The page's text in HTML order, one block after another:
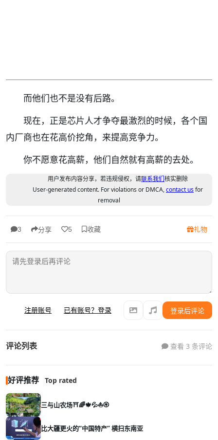
而他们也不是没有后路。
现在，正是芯片人才争夺最激烈的时候，各个国
内厂商也在花高价挖角，来提高竞争力。
你不愿意花高薪，他们自然就有高薪的去处。
用户发布内容分享，若违规侵权，请联系我们核实删除
User-generated content. For violations or DMCA,contact usfor
removal
3 分享 5 收藏 礼物
注册账号 已有账号？登录 登录后评论
评论列表 查看 3 条评论
好评推荐 Top rated
三与山农场⛩️🌈🍁💦⛵🏵️
比大疆更火的“中国特产” 横扫东南亚